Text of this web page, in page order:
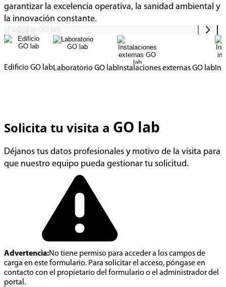
garantizar la excelencia operativa, la sanidad ambiental y
la innovación constante.
Edificio GO labLaboratorio GO lab Instalaciones externas GO lab
Solicita tu visita a GO lab
Déjanos tus datos profesionales y motivo de la visita para
que nuestro equipo pueda gestionar tu solicitud.
Advertencia:No tiene permiso para acceder a los campos de
carga en este formulario. Para solicitar el acceso, póngase en
contacto con el propietario del formulario o el administrador del
portal.